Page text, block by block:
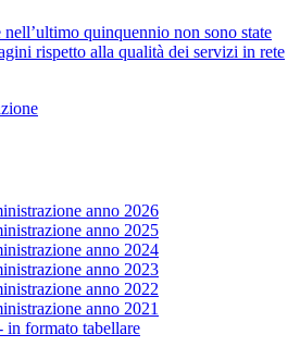
nell’ultimo quinquennio non sono state
rispetto alla qualità dei servizi in rete
anno 2026
anno 2025
anno 2024
anno 2023
anno 2022
anno 2021
in formato tabellare